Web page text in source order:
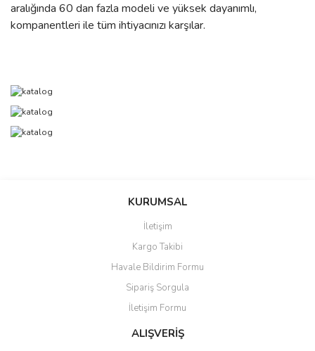
aralığında 60 dan fazla modeli ve yüksek dayanımlı,
kompanentleri ile tüm ihtiyacınızı karşılar.
Bu ürüne ilk yorumu siz yapın!
Ürün hakkında henüz soru sorulmamış.
Ürün resmi kalitesiz, bozuk veya görüntülenemiyor.
Ürün açıklamasında eksik bilgiler bulunuyor.
Ürün bilgilerinde hatalar bulunuyor.
Ürün fiyatı diğer sitelerden daha pahalı.
Bu ürüne benzer farklı alternatifler olmalı.
KURUMSAL
İletişim
Kargo Takibi
Havale Bildirim Formu
Sipariş Sorgula
İletişim Formu
ALIŞVERİŞ